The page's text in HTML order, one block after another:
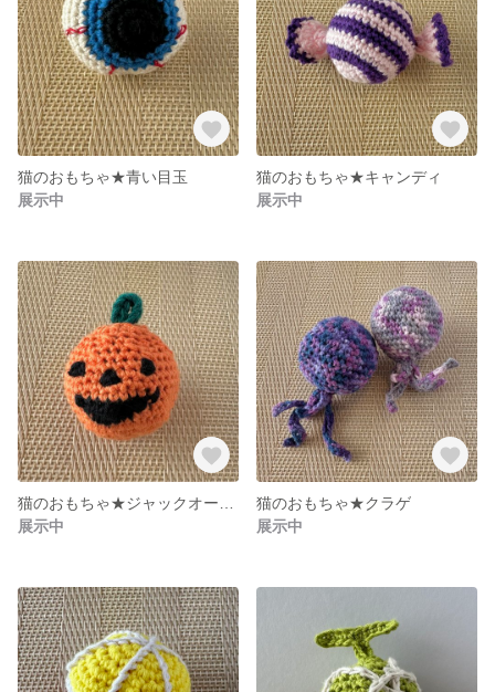
猫のおもちゃ★青い目玉
展示中
猫のおもちゃ★キャンディ
展示中
展示中
猫のおもちゃ★クラゲ
展示中